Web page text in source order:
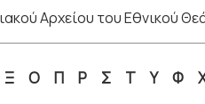
Αρχείου του Εθνικού
Ξ Ο Π Ρ Σ Τ Υ Φ